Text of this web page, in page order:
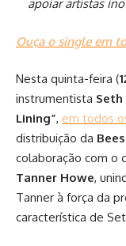
apoiar artistas
Ouça o single em
Nesta quinta-feira (
instrumentista Seth
Lining”, em todos
distribuição da
colaboração com o
Tanner Howe,
Tanner à força da
característica de